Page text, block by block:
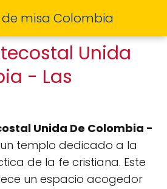
de misa Colombia
Unida
- Las
Unida De Colombia -
templo dedicado a la
de la fe cristiana. Este
un espacio acogedor